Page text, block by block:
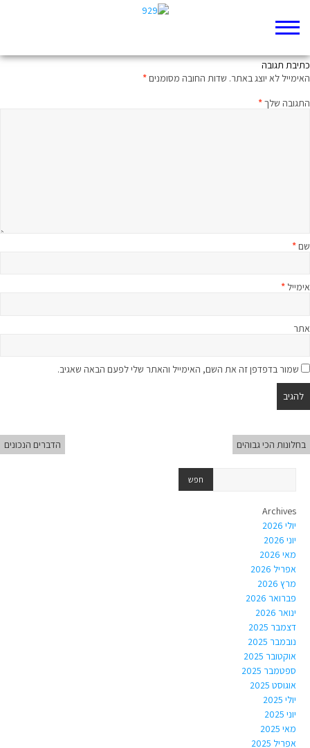
כתיבת תגובה
האימייל לא יוצג באתר. שדות החובה מסומנים*
התגובה שלך*
שם*
אימייל *
אתר
שמור בדפדפן זה את השם, האימייל והאתר שלי לפעם הבאה שאגיב.
בחלונות הכי גבוהים הדברים הנכונים
Archives
יולי 2026
יוני 2026
מאי 2026
אפריל 2026
מרץ 2026
פברואר 2026
ינואר 2026
דצמבר 2025
נובמבר 2025
אוקטובר 2025
ספטמבר 2025
אוגוסט 2025
יולי 2025
יוני 2025
מאי 2025
אפריל 2025